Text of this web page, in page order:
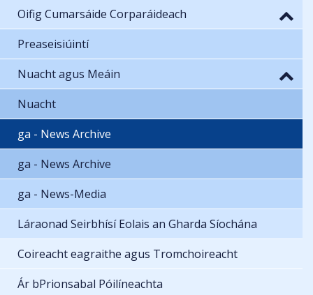
Oifig Cumarsáide Corparáideach
Preaseisiúintí
Nuacht agus Meáin
Nuacht
ga - News Archive
ga - News Archive
ga - News-Media
Láraonad Seirbhísí Eolais an Gharda Síochána
Coireacht eagraithe agus Tromchoireacht
Ár bPrionsabal Póilíneachta